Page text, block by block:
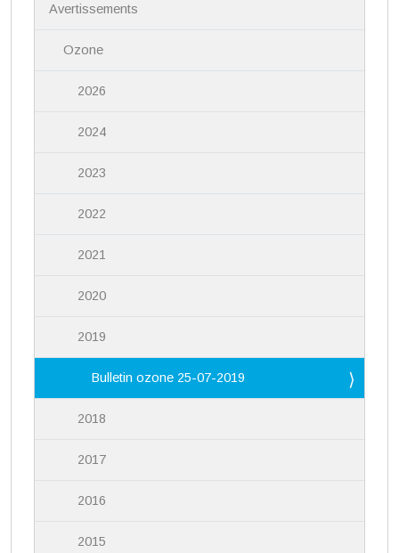
Avertissements
Ozone
2026
2024
2023
2022
2021
2020
2019
Bulletin ozone 25-07-2019
2018
2017
2016
2015